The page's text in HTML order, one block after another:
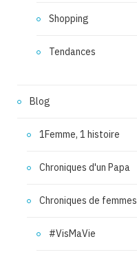
Shopping
Tendances
Blog
1Femme, 1 histoire
Chroniques d'un Papa
Chroniques de femmes
#VisMaVie